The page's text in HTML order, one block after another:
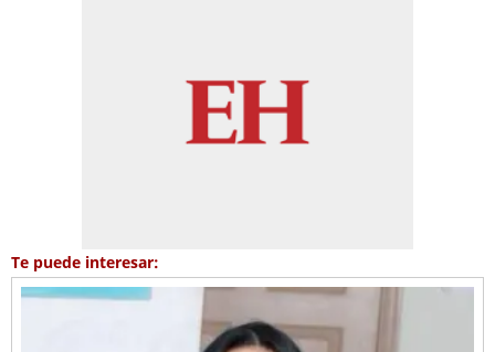
Te puede interesar: